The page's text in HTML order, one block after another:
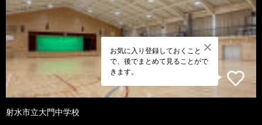
お気に入り登録しておくこと
で、後でまとめて見ることがで
きます。
射水市立大門中学校